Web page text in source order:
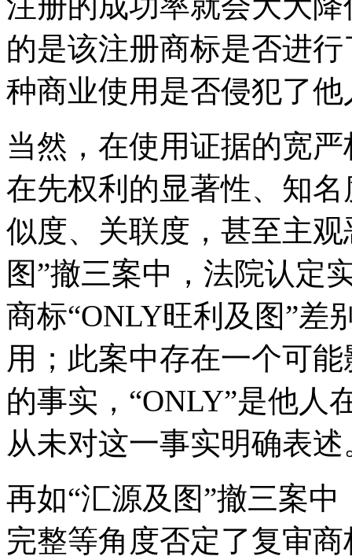
的是该注册商标是否进
种商业使用是否侵犯了
当然，在使用证据的宽
在先权利的显著性、知
似度、关联度，甚至主
图”撤三案中，法院认定
商标“ONLY旺利及图”差
用；此案中存在一个可
的事实，“ONLY”是他人
从未对这一事实明确表述
再如“汇源及图”撤三案
完整等角度否定了复审